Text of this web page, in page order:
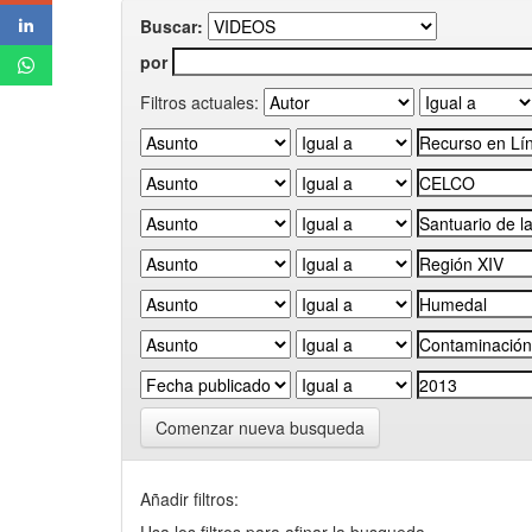
Buscar:
por
Filtros actuales:
Comenzar nueva busqueda
Añadir filtros: